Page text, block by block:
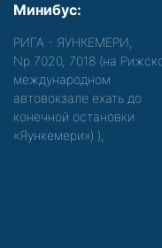
Минибус:
РИГА - ЯУНКЕМЕРИ,
Nр.7020, 7018 (на
международном
автовокзале ехать до
конечной остановки
«Яункемери») );